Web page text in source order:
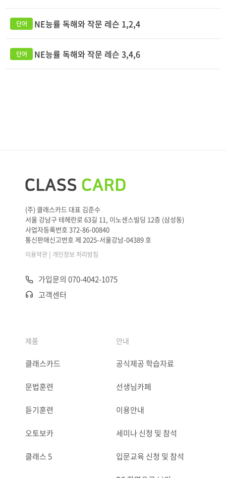
NE능률 독해와 작문 레슨 1,2,4
NE능률 독해와 작문 레슨 3,4,6
(주) 클래스카드 대표 김준수
서울 강남구 테헤란로 63길 11, 이노센스빌딩 12층 (삼성동)
사업자등록번호 372-86-00840
통신판매신고번호 제 2025-서울강남-04389 호
이용약관 | 개인정보 처리방침
가입문의 070-4042-1075
고객센터
제품
클래스카드
문법훈련
듣기훈련
오토보카
클래스 5
안내
공식제공 학습자료
선생님카페
이용안내
세미나 신청 및 참석
입문교육 신청 및 참석